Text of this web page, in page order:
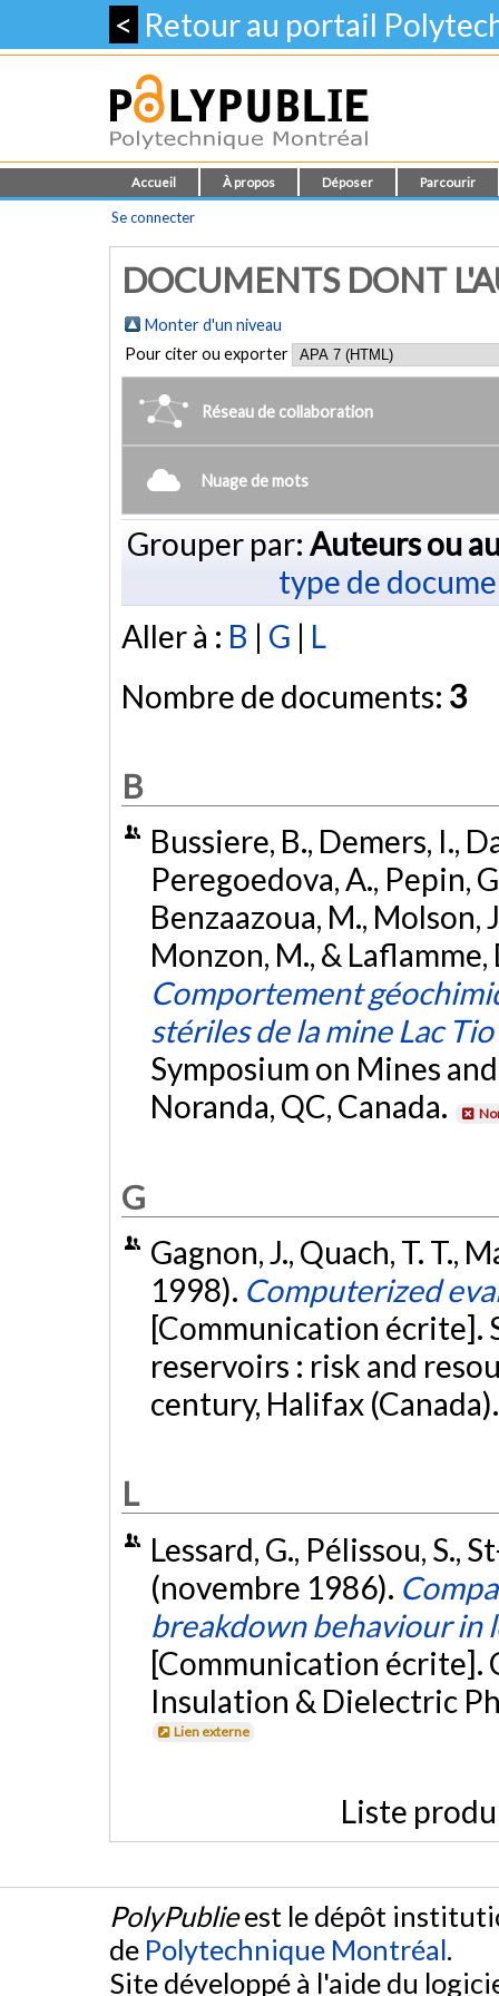
< Retour au portail
Accueil À propos Déposer Parcourir
Se connecter
DOCUMENTS DONT
Monter d'un niveau
Pour citer ou exporter
Réseau de collaboration
Nuage de mots
Grouper par: Auteurs ou
type de
Aller à : B | G | L
Nombre de documents: 3
B
Bussiere, B., Demers, I.,
Peregoedova, A., Pepin,
Benzaazoua, M., Molson,
Monzon, M., &
Comportement
stériles de la mine Lac Tio
Symposium on Mines
Noranda, QC, Canada.
G
Gagnon, J., Quach, T. T.,
1998). Computerized
[Communication écrite].
reservoirs : risk and
century, Halifax
L
Lessard, G., Pélissou, S.,
(novembre 1986).
breakdown behaviour in
[Communication écrite].
Insulation & Dielectric
Lien externe
Liste
PolyPublieest le dépôt
de Polytechnique Montréal.
Site développé à l'aide du